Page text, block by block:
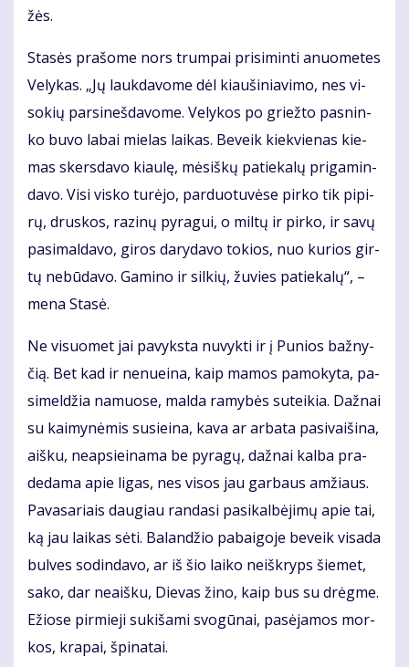
žės.
Sta­sės pra­šo­me nors trum­pai pri­si­min­ti anuo­me­tes
Ve­ly­kas. „Jų lauk­da­vo­me dėl kiau­ši­nia­vi­mo, nes vi­
so­kių par­si­neš­da­vo­me. Ve­ly­kos po griež­to pas­nin­
ko bu­vo la­bai mie­las lai­kas. Be­veik kiek­vie­nas kie­
mas skers­da­vo kiau­lę, mė­siš­kų pa­tie­ka­lų pri­ga­min­
da­vo. Vi­si vis­ko tu­rė­jo, par­duo­tu­vė­se pir­ko tik pi­pi­
rų, drus­kos, ra­zi­nų py­ra­gui, o mil­tų ir pir­ko, ir sa­vų
pa­si­mal­da­vo, gi­ros da­ry­da­vo to­kios, nuo ku­rios gir­
tų ne­bū­da­vo. Ga­mi­no ir sil­kių, žu­vies pa­tie­ka­lų“, –
me­na Sta­sė.
Ne vi­suo­met jai pa­vyks­ta nu­vyk­ti ir į Pu­nios baž­ny­
čią. Bet kad ir ne­nu­ei­na, kaip ma­mos pa­mo­ky­ta, pa­
si­mel­džia na­muo­se, mal­da ra­my­bės su­tei­kia. Daž­nai
su kai­my­nė­mis su­si­ei­na, ka­va ar ar­ba­ta pa­si­vai­ši­na,
aiš­ku, neap­si­ei­na­ma be py­ra­gų, daž­nai kal­ba pra­
de­da­ma apie li­gas, nes vi­sos jau gar­baus am­žiaus.
Pa­va­sa­riais dau­giau ran­da­si pa­si­kal­bė­ji­mų apie tai,
ką jau lai­kas sė­ti. Ba­lan­džio pa­bai­go­je be­veik vi­sa­da
bul­ves so­din­da­vo, ar iš šio lai­ko ne­iš­kryps šie­met,
sa­ko, dar ne­aiš­ku, Die­vas ži­no, kaip bus su drėg­me.
Ežio­se pir­mie­ji su­ki­ša­mi svo­gū­nai, pa­sė­ja­mos mor­
kos, kra­pai, špi­na­tai.